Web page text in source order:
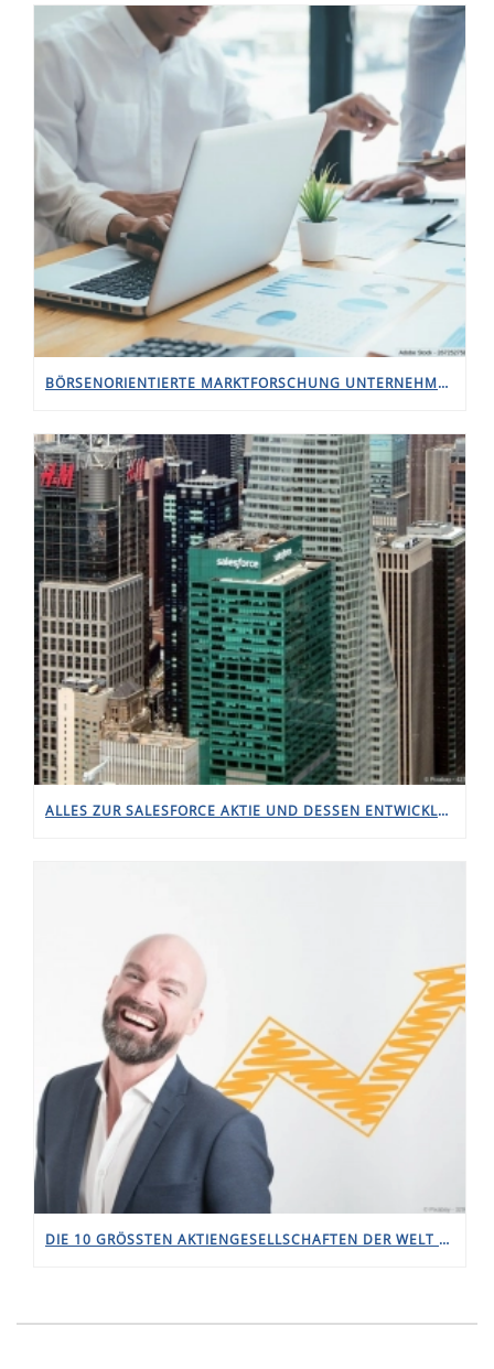
BÖRSENORIENTIERTE MARKTFORSCHUNG UNTERNEHMEN
ALLES ZUR SALESFORCE AKTIE UND DESSEN ENTWICKLUNG
DIE 10 GRÖSSTEN AKTIENGESELLSCHAFTEN DER WELT 2021